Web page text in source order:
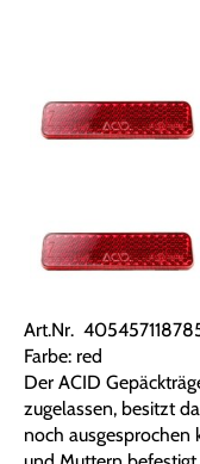
Art.Nr.
Farbe: red
Der ACID
zugelassen, besitzt
noch ausgesprochen